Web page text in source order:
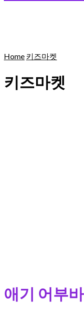
Home 키즈마켓
키즈마켓
애기 어부